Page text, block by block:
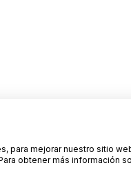
para mejorar nuestro sitio
obtener más información